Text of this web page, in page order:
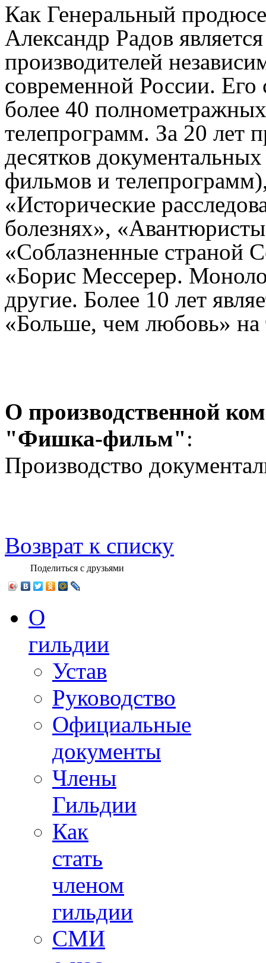
Как Генеральный
Александр Радов
производителей
современной России. Его
более 40
телепрограмм. За 20 лет
десятков
фильмов и
«Исторические
болезнях»,
«Соблазненные страной
«Борис Мессерер.
другие. Более 10 лет
«Больше, чем любовь» на
О производственной
"Фишка-фильм":
Производство
Возврат к списку
Поделиться с друзьями
О
гильдии
Устав
Руководство
Официальные
документы
Члены
Гильдии
Как
стать
членом
гильдии
СМИ